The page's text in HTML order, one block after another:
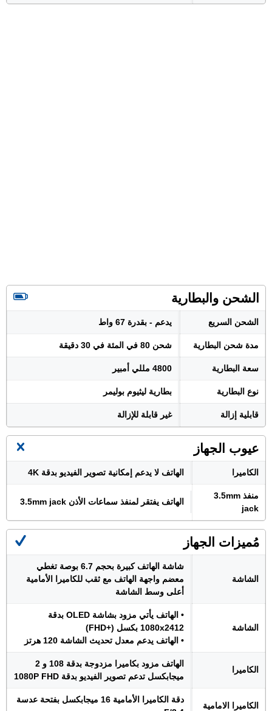
الشحن والبطارية
الشحن السريع يدعم - بقدرة 67 واط
مدة شحن البطارية شحن 80 في المئة في 30 دقيقة
سعة البطارية 4800 مللي أمبير
نوع البطارية بطارية ليثيوم بوليمر
قابلية إزالة غير قابلة للإزالة
عيوب الجهاز
الكاميرا الهاتف لا يدعم إمكانية تصوير الفيديو بدقة 4K
منفذ 3.5mm
jack
الهاتف يفتقر لمنفذ سماعات الأذن 3.5mm jack
مُميزات الجهاز
الشاشة
شاشة الهاتف كبيرة بحجم 6.7 بوصة تغطي
معضم واجهة الهاتف مع ثقب للكاميرا الأمامية
أعلى وسط الشاشة
الشاشة
• الهاتف يأتي مزود بشاشة OLED بدقة
1080x2412 بكسل (+FHD)
• الهاتف يدعم معدل تحديث الشاشة 120 هرتز
الكاميرا
الهاتف مزود بكاميرا مزدوجة بدقة 108 و 2
ميجابكسل تدعم تصوير الفيديو بدقة 1080P FHD
الكاميرا الامامية
دقة الكاميرا الأمامية 16 ميجابكسل بفتحة عدسة